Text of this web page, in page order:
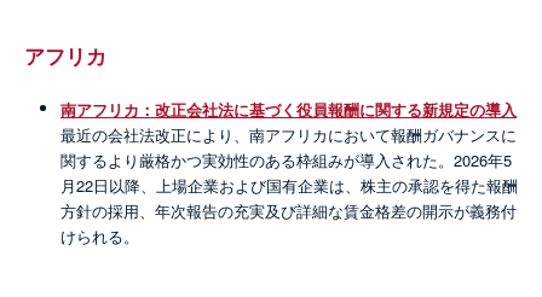
アフリカ
南アフリカ：改正会社法に基づく役員報酬に関する新規定の導入
最近の会社法改正により、南アフリカにおいて報酬ガバナンスに
関するより厳格かつ実効性のある枠組みが導入された。2026年5
月22日以降、上場企業および国有企業は、株主の承認を得た報酬
方針の採用、年次報告の充実及び詳細な賃金格差の開示が義務付
けられる。